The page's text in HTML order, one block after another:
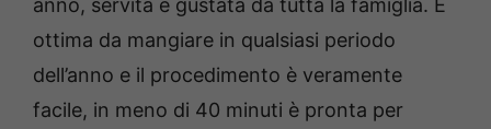
anno, servita e gustata da tutta la famiglia. È
ottima da mangiare in qualsiasi periodo
dell’anno e il procedimento è veramente
facile, in meno di 40 minuti è pronta per